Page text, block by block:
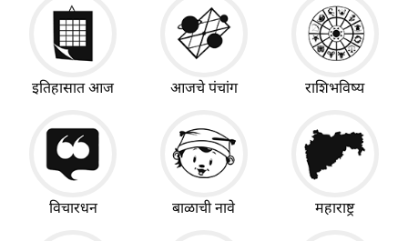
इतिहासात आज आजचे पंचांग राशिभविष्य
विचारधन बाळाची नावे महाराष्ट्र